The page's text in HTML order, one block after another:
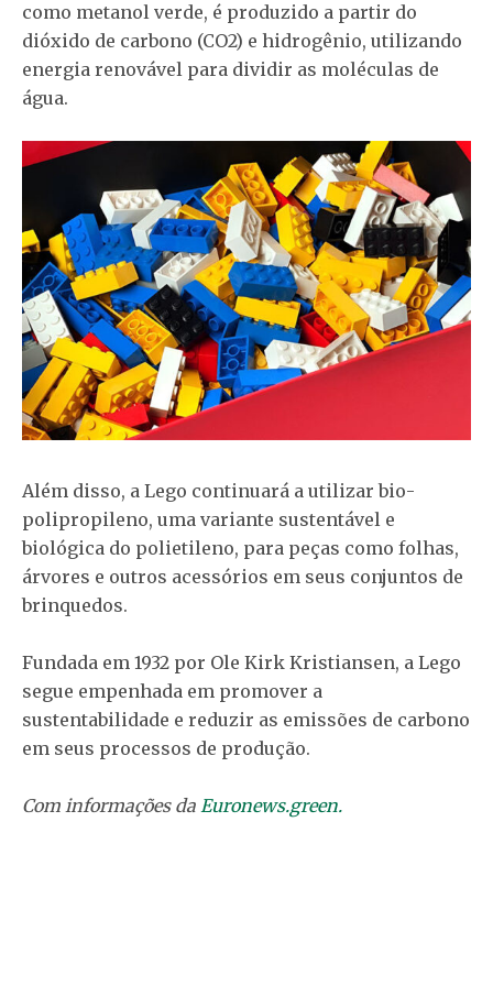
como metanol verde, é produzido a partir do
dióxido de carbono (CO2) e hidrogênio, utilizando
energia renovável para dividir as moléculas de
água.
Além disso, a Lego continuará a utilizar bio-
polipropileno, uma variante sustentável e
biológica do polietileno, para peças como folhas,
árvores e outros acessórios em seus conjuntos de
brinquedos.
Fundada em 1932 por Ole Kirk Kristiansen, a Lego
segue empenhada em promover a
sustentabilidade e reduzir as emissões de carbono
em seus processos de produção.
Com informações da Euronews.green.